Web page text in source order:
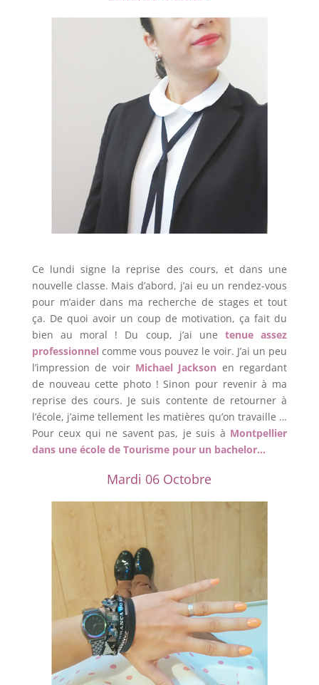
Ce lundi signe la reprise des cours, et dans une
nouvelle classe. Mais d’abord, j’ai eu un rendez-vous
pour m’aider dans ma recherche de stages et tout
ça. De quoi avoir un coup de motivation, ça fait du
bien au moral ! Du coup, j’ai une tenue assez
professionnel comme vous pouvez le voir. J’ai un peu
l’impression de voir Michael Jackson en regardant
de nouveau cette photo ! Sinon pour revenir à ma
reprise des cours. Je suis contente de retourner à
l’école, j’aime tellement les matières qu’on travaille …
Pour ceux qui ne savent pas, je suis à Montpellier
dans une école de Tourisme pour un bachelor…
Mardi 06 Octobre